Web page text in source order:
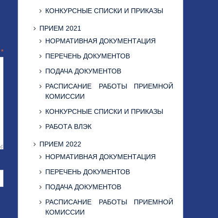
*
КОНКУРСНЫЕ СПИСКИ И ПРИКАЗЫ
ПРИЕМ 2021
НОРМАТИВНАЯ ДОКУМЕНТАЦИЯ
ПЕРЕЧЕНЬ ДОКУМЕНТОВ
ПОДАЧА ДОКУМЕНТОВ
РАСПИСАНИЕ РАБОТЫ ПРИЕМНОЙ
КОМИССИИ
КОНКУРСНЫЕ СПИСКИ И ПРИКАЗЫ
РАБОТА ВЛЭК
ПРИЕМ 2022
НОРМАТИВНАЯ ДОКУМЕНТАЦИЯ
ПЕРЕЧЕНЬ ДОКУМЕНТОВ
ПОДАЧА ДОКУМЕНТОВ
РАСПИСАНИЕ РАБОТЫ ПРИЕМНОЙ
КОМИССИИ